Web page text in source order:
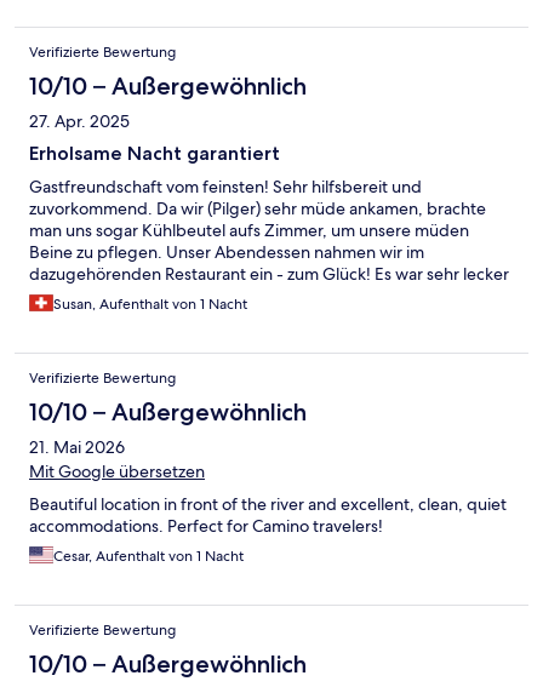
Verifizierte Bewertung
10/10 – Außergewöhnlich
27. Apr. 2025
Erholsame Nacht garantiert
Gastfreundschaft vom feinsten! Sehr hilfsbereit und
zuvorkommend. Da wir (Pilger) sehr müde ankamen, brachte
man uns sogar Kühlbeutel aufs Zimmer, um unsere müden
Beine zu pflegen. Unser Abendessen nahmen wir im
dazugehörenden Restaurant ein - zum Glück! Es war sehr lecker
und die Bedienung ein Traum. Die Betten (eher weiche
Matratzen) für unsere Rücken ideal.
Susan, Aufenthalt von 1 Nacht
Verifizierte Bewertung
10/10 – Außergewöhnlich
21. Mai 2026
Mit Google übersetzen
Beautiful location in front of the river and excellent, clean, quiet
accommodations. Perfect for Camino travelers!
Cesar, Aufenthalt von 1 Nacht
Verifizierte Bewertung
10/10 – Außergewöhnlich